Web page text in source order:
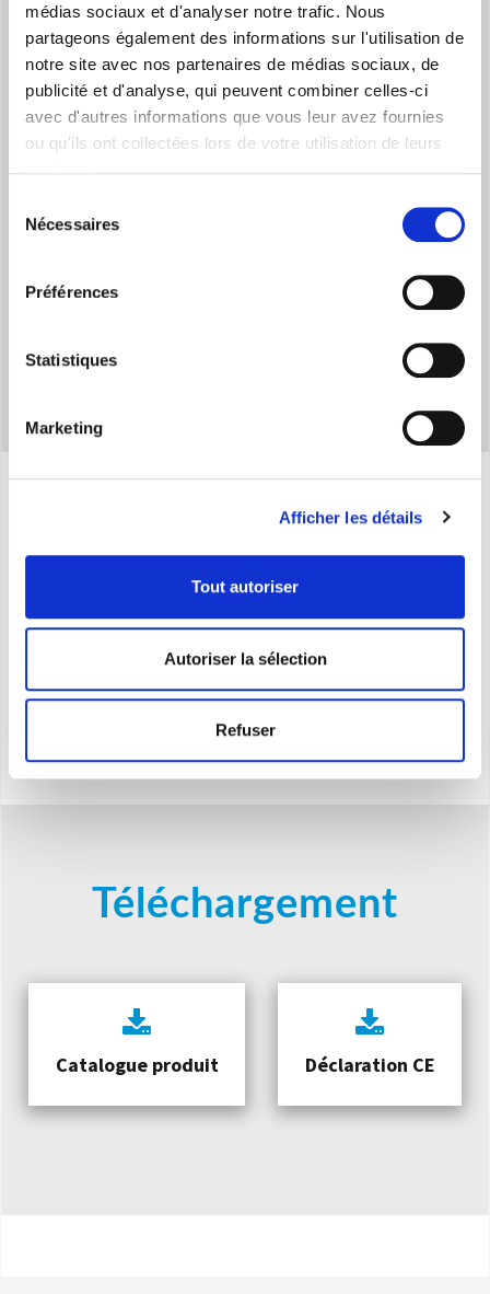
médias sociaux et d'analyser notre trafic. Nous
partageons également des informations sur l'utilisation de
notre site avec nos partenaires de médias sociaux, de
publicité et d'analyse, qui peuvent combiner celles-ci
avec d'autres informations que vous leur avez fournies
ou qu'ils ont collectées lors de votre utilisation de leurs
Nécessaires
Préférences
Statistiques
Marketing
Afficher les détails
Tout autoriser
Autoriser la sélection
Refuser
Caracteristiques
Thermostat de sécurité
Interrupteur anti-basculement
Poignée pratique
Enrouleur de câble et roulettes escamotables
Téléchargement
Catalogue produit Déclaration CE